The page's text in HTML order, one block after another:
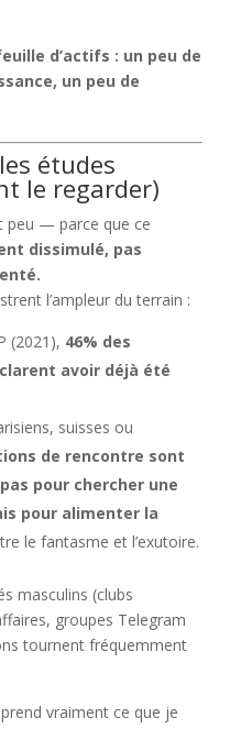
d’actifs : un peu de
un peu de
études
le regarder)
peu — parce que ce
dissimulé, pas
l’ampleur du terrain :
(2021), 46% des
avoir déjà été
suisses ou
de rencontre sont
pour chercher une
pour alimenter la
le fantasme et l’exutoire.
masculins (clubs
groupes Telegram
tournent fréquemment
vraiment ce que je